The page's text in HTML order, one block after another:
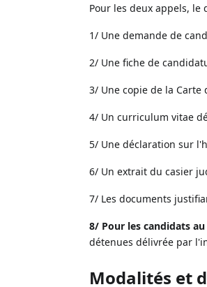
Pour les deux appels,
1/ Une demande de
2/ Une fiche de
3/ Une copie de la
4/ Un curriculum vitae
5/ Une déclaration sur
6/ Un extrait du casier
7/ Les documents
8/ Pour les candidats
détenues délivrée par
Modalités et